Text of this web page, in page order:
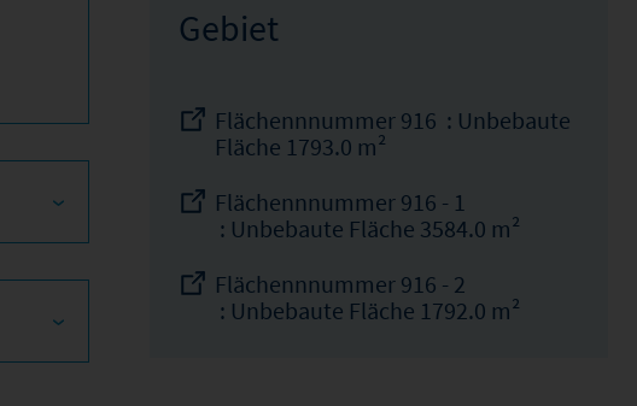
Gebiet
Flächennnummer 916 : Unbebaute
Fläche 1793.0 m²
Flächennnummer 916 - 1
: Unbebaute Fläche 3584.0 m²
Flächennnummer 916 - 2
: Unbebaute Fläche 1792.0 m²